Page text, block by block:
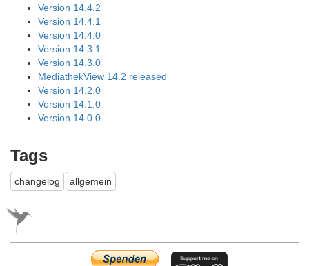
Version 14.4.2
Version 14.4.1
Version 14.4.0
Version 14.3.1
Version 14.3.0
MediathekView 14.2 released
Version 14.2.0
Version 14.1.0
Version 14.0.0
Tags
changelog allgemein